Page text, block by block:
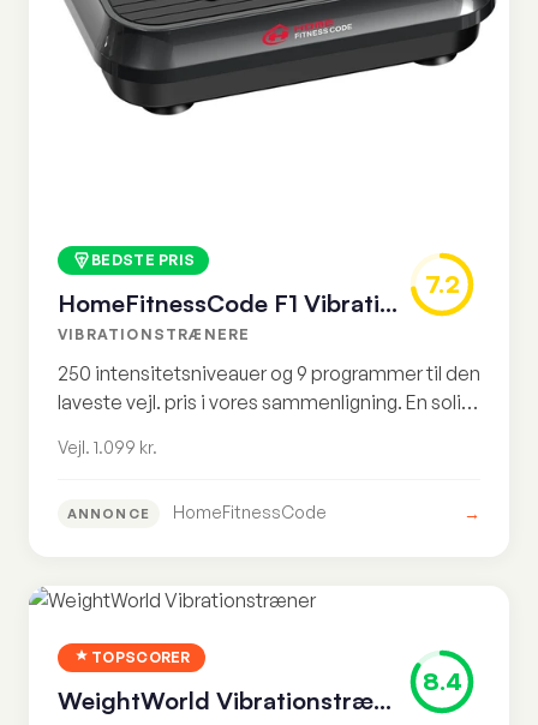
BEDSTE PRIS
HomeFitnessCode F1 Vibrationsplade
VIBRATIONSTRÆNERE
7.2
250 intensitetsniveauer og 9 programmer til den
laveste vejl. pris i vores sammenligning. En solid
sparsomt tilbehør.
Vejl. 1.099 kr.
ANNONCE HomeFitnessCode →
TOPSCORER
WeightWorld Vibrationstræner
8.4